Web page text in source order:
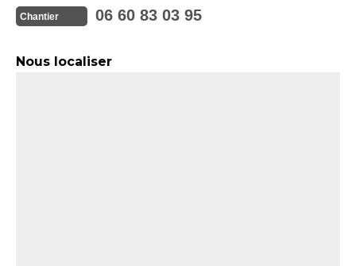
Chantier 06 60 83 03 95
Nous localiser